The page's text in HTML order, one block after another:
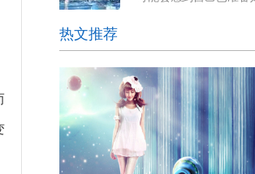
底，个人项目或浪漫时刻都会显得更加
许能更自然地向他人展现
热文推荐